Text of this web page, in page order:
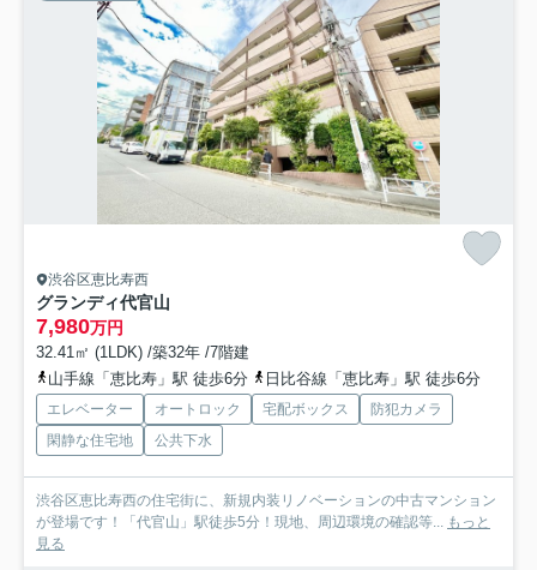
渋谷区恵比寿西
グランディ代官山
7,980万円
32.41㎡ (1LDK) /築32年 /7階建
山手線「恵比寿」駅 徒歩6分
日比谷線「恵比寿」駅 徒歩6分
エレベーター オートロック 宅配ボックス
防犯カメラ
閑静な住宅地
公共下水
渋谷区恵比寿西の住宅街に、新規内装リノベーションの中古マンション
が登場です！「代官山」駅徒歩5分！現地、周辺環境の確認等... もっと
見る